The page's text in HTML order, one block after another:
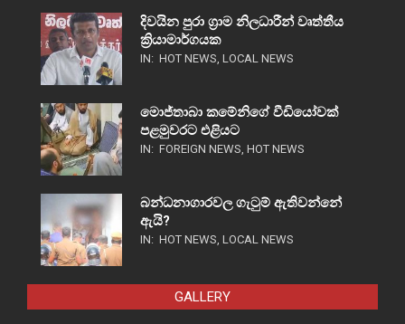
දිවයින පුරා ග්‍රාම නිලධාරීන් වෘත්තීය
ක්‍රියාමාර්ගයක
IN: HOT NEWS, LOCAL NEWS
මොජ්තාබා කමේනිගේ වීඩියෝවක්
පළමුවරට එළියට
IN: FOREIGN NEWS, HOT NEWS
බන්ධනාගාරවල ගැටුම් ඇතිවන්නේ
ඇයි?
IN: HOT NEWS, LOCAL NEWS
GALLERY